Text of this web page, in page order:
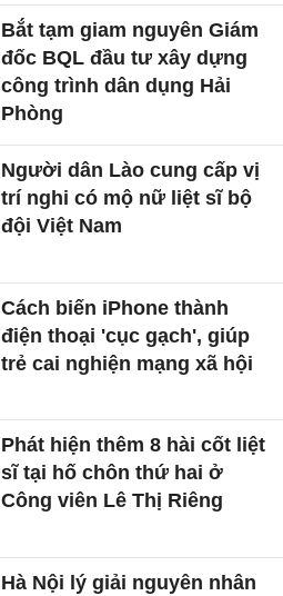
Bắt tạm giam nguyên Giám
đốc BQL đầu tư xây dựng
công trình dân dụng Hải
Phòng
Người dân Lào cung cấp vị
trí nghi có mộ nữ liệt sĩ bộ
đội Việt Nam
Cách biến iPhone thành
điện thoại 'cục gạch', giúp
trẻ cai nghiện mạng xã hội
Phát hiện thêm 8 hài cốt liệt
sĩ tại hố chôn thứ hai ở
Công viên Lê Thị Riêng
Hà Nội lý giải nguyên nhân